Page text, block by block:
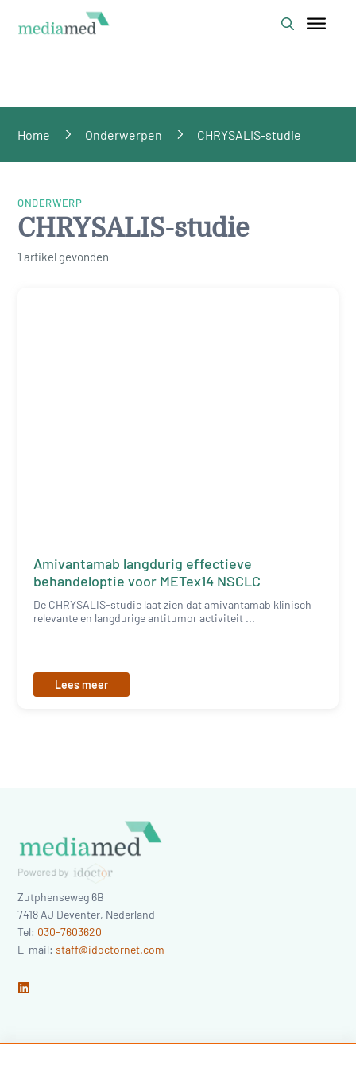
Home Onderwerpen CHRYSALIS-studie
ONDERWERP
CHRYSALIS-studie
1 artikel gevonden
Amivantamab langdurig effectieve
behandeloptie voor METex14 NSCLC
De CHRYSALIS-studie laat zien dat amivantamab klinisch
relevante en langdurige antitumor activiteit ...
Lees meer
Zutphenseweg 6B
7418 AJ Deventer, Nederland
Tel: 030-7603620
E-mail:staff@idoctornet.com